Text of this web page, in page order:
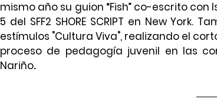
mismo año su guion “Fish” co-escrito
5 del SFF2 SHORE SCRIPT en New
estímulos "Cultura Viva", realizando el
proceso de pedagogía juvenil en las
Nariño.